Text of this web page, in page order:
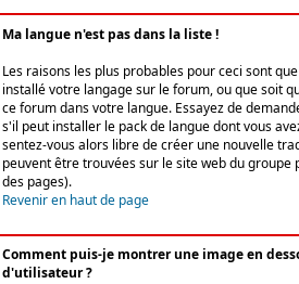
Ma langue n'est pas dans la liste !
Les raisons les plus probables pour ceci sont
installé votre langage sur le forum, ou que soit
ce forum dans votre langue. Essayez de
s'il peut installer le pack de langue dont vous
sentez-vous alors libre de créer une nouvelle
peuvent être trouvées sur le site web du groupe
des pages).
Revenir en haut de page
Comment puis-je montrer une image en
d'utilisateur ?